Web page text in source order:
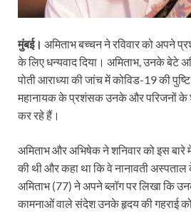
मुंबई। अमिताभ बच्चन ने रविवार को अपने
के लिए धन्यवाद दिया। अमिताभ, उनके बेटे
पोती आराध्या की जांच में कोविड-19 की
महानायक के प्रशंसक उनके और परिजनों के
कर रहे हैं।
अमिताभ और अभिषेक ने शनिवार को इस बारे
की थी और कहा था कि वे नानावती
अमिताभ (77) ने अपने ब्लॉग पर लिखा कि
कामनाओं वाले संदेश उनके हृदय की गहराई